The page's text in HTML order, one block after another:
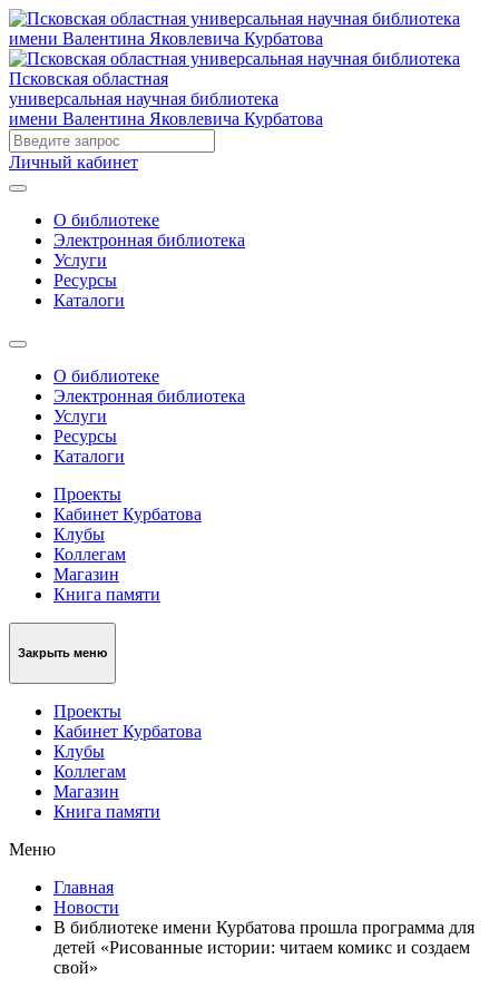
Псковская областная
универсальная научная библиотека
имени Валентина Яковлевича Курбатова
Личный кабинет
О библиотеке
Электронная библиотека
Услуги
Ресурсы
Каталоги
О библиотеке
Электронная библиотека
Услуги
Ресурсы
Каталоги
Проекты
Кабинет Курбатова
Клубы
Коллегам
Магазин
Книга памяти
Закрыть меню
Проекты
Кабинет Курбатова
Клубы
Коллегам
Магазин
Книга памяти
Меню
Главная
Новости
В библиотеке имени Курбатова прошла программа для
детей «Рисованные истории: читаем комикс и создаем
свой»